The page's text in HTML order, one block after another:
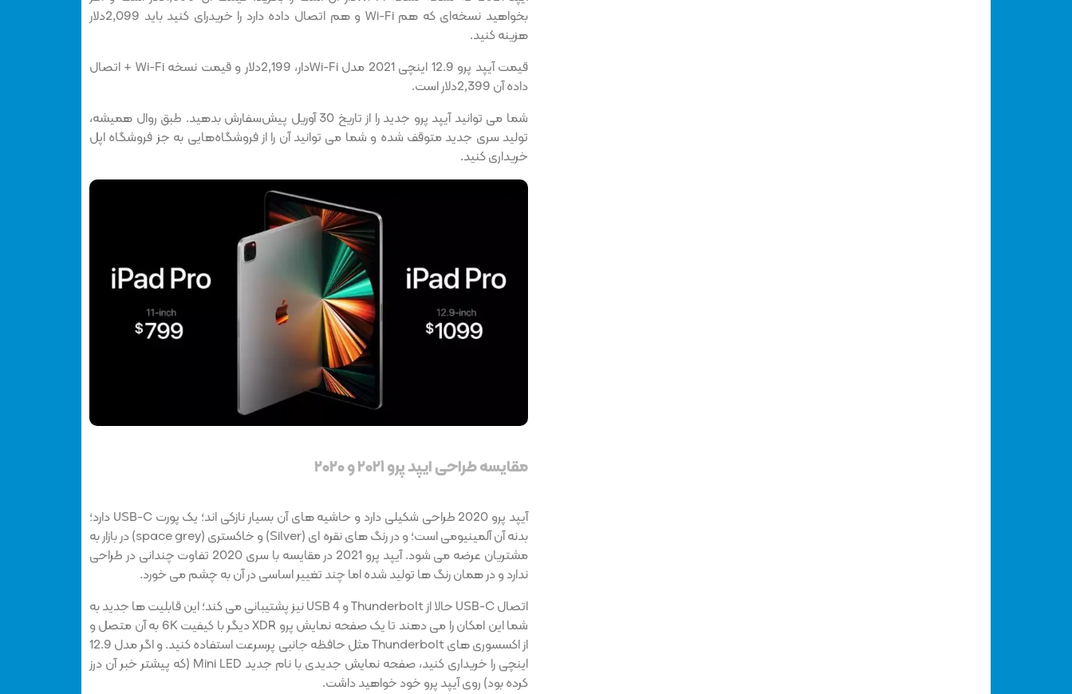
بخواهید نسخه‌ای که هم Wi-Fi و هم اتصال داده دارد را خریدرای کنید باید 2,099دلار
هزینه کنید.
قیمت آیپد پرو 12.9 اینچی 2021 مدل Wi-Fiدار، 2,199دلار و قیمت نسخه Wi-Fi + اتصال
داده آن 2,399دلار است.
شما می توانید آیپد پرو جدید را از تاریخ 30 آوریل پیش‌سفارش بدهید. طبق روال همیشه،
تولید سری جدید متوقف شده و شما می توانید آن را از فروشگاه‌هایی به جز فروشگاه اپل
خریداری کنید.
مقایسه طراحی ایپد پرو ۲۰۲۱ و ۲۰۲۰
آیپد پرو 2020 طراحی شکیلی دارد و حاشیه های آن بسیار نازکی اند؛ یک پورت USB-C دارد؛
بدنه آن آلمینیومی است؛ و در رنگ های نقره ‌ای (Silver) و خاکستری (space grey) در بازار به
مشتریان عرضه می شود. آیپد پرو 2021 در مقایسه با سری 2020 تفاوت چندانی در طراحی
ندارد و در همان رنگ ها تولید شده اما چند تغییر اساسی در آن به چشم می خورد.
اتصال USB-C حالا از Thunderbolt و USB 4 نیز پشتیبانی می کند؛ این قابلیت ها جدید به
شما این امکان را می دهند تا یک صفحه نمایش پرو XDR دیگر با کیفیت 6K به آن متصل و
از اکسسوری های Thunderbolt مثل حافظه جانبی پرسرعت استفاده کنید. و اگر مدل 12.9
اینچی را خریداری کنید، صفحه نمایش جدیدی با نام جدید Mini LED (که پیشتر خبر آن درز
کرده بود) روی آیپد پرو خود خواهید داشت.